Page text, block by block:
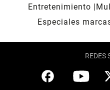
Entretenimiento
Especiales
REDES